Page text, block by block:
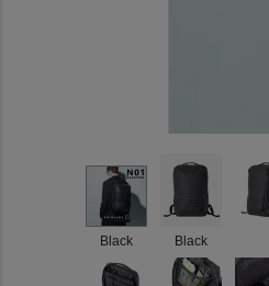
Black Black